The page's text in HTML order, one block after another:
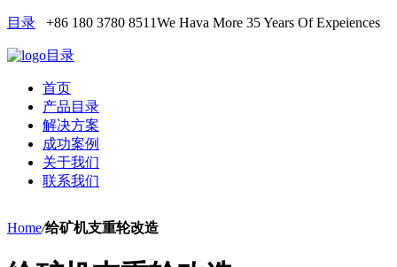
目录 +86 180 3780 8511We Hava More 35 Years Of Expeiences
目录
首页
产品目录
解决方案
成功案例
关于我们
联系我们
Home/给矿机支重轮改造